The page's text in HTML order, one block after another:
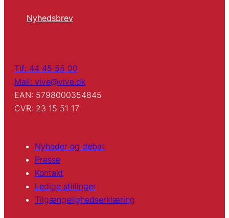
Nyhedsbrev
Tlf: 44 45 55 00
Mail: vive@vive.dk
EAN: 5798000354845
CVR: 23 15 51 17
Nyheder og debat
Presse
Kontakt
Ledige stillinger
Tilgængelighedserklæring